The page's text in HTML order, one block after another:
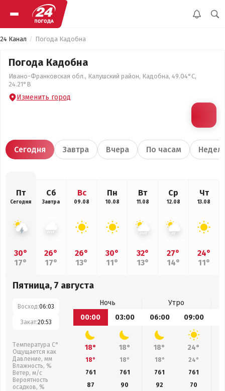
24 Канал Погода Кадобна
Погода Кадобна
Ивано-Франковская обл., Калушский район, Кадобна, 49.04°С,
24.21°В
Изменить город
Сегодня Завтра Вчера По часам
Пт
Сегодня
30°
17°
Сб
Завтра
26°
17°
Вс
09.08
26°
13°
Пн
10.08
30°
11°
Вт
11.08
32°
13°
Ср
12.08
27°
14°
Чт
13.08
24°
11°
Пятница, 7 августа
Восход:06:03
Закат:20:53
Температура С°
Ощущается как
Давление, мм
Влажность, %
Ветер, м/с
Вероятность
осадков, %
Ночь
Утро
00:00
03:00 06:00 09:00
18° 18° 18° 24°
18° 18° 18° 24°
761
761 761 761
87
90 92 70